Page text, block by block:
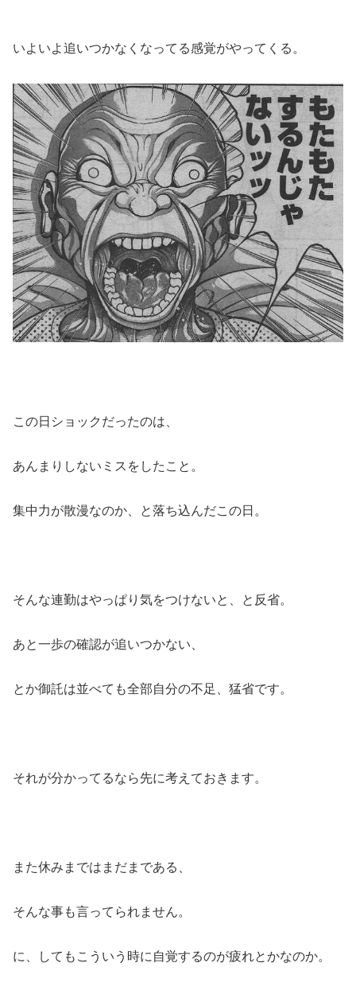
いよいよ追いつかなくなってる感覚がやってくる。
この日ショックだったのは、
あんまりしないミスをしたこと。
集中力が散漫なのか、と落ち込んだこの日。
そんな連勤はやっぱり気をつけないと、と反省。
あと一歩の確認が追いつかない、
とか御託は並べても全部自分の不足、猛省です。
それが分かってるなら先に考えておきます。
また休みまではまだまである、
そんな事も言ってられません。
に、してもこういう時に自覚するのが疲れとかなのか。